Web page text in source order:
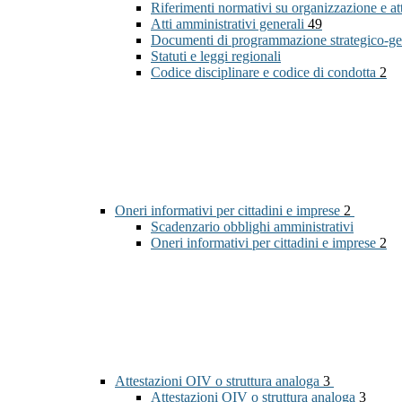
Riferimenti normativi su organizzazione e
Atti amministrativi generali 49
Documenti di programmazione strategico-
Statuti e leggi regionali
Codice disciplinare e codice di condotta 2
Oneri informativi per cittadini e imprese 2
Scadenzario obblighi amministrativi
Oneri informativi per cittadini e imprese 2
Attestazioni OIV o struttura analoga 3
Attestazioni OIV o struttura analoga 3